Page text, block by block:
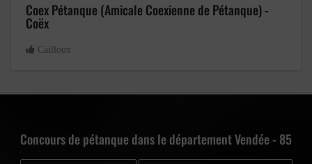
Coex Pétanque (Amicale Coexienne de Pétanque) -
Coëx
Cailloux
Concours de pétanque dans le département Vendée - 85